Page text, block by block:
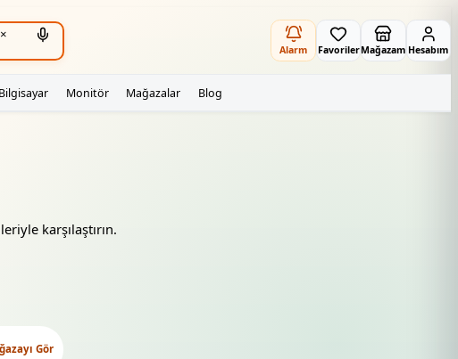
×
Alarm FavorilerMağazam Hesabım
Bilgisayar Monitör Mağazalar Blog
karşılaştırın.
Gör